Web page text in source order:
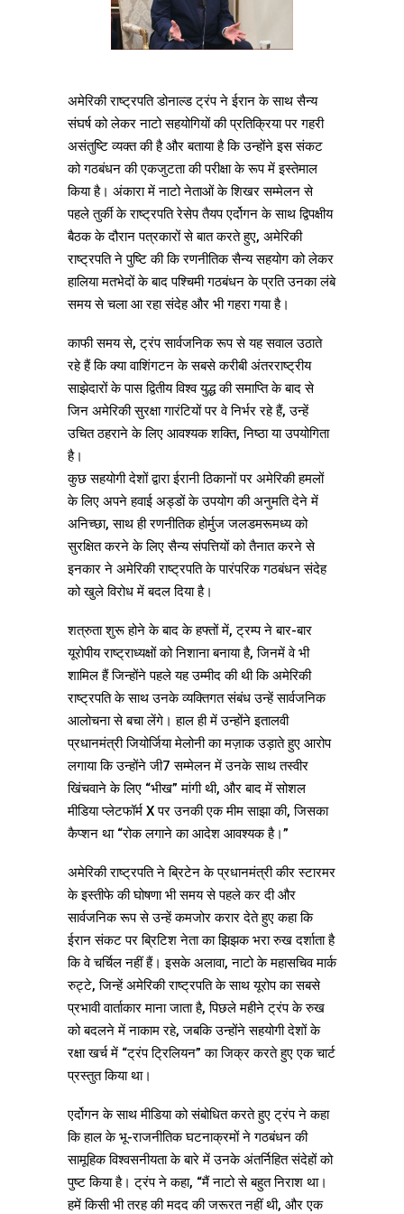
अमेरिकी राष्ट्रपति डोनाल्ड ट्रंप ने ईरान के साथ सैन्य
संघर्ष को लेकर नाटो सहयोगियों की प्रतिक्रिया पर गहरी
असंतुष्टि व्यक्त की है और बताया है कि उन्होंने इस संकट
को गठबंधन की एकजुटता की परीक्षा के रूप में इस्तेमाल
किया है। अंकारा में नाटो नेताओं के शिखर सम्मेलन से
पहले तुर्की के राष्ट्रपति रेसेप तैयप एर्दोगन के साथ द्विपक्षीय
बैठक के दौरान पत्रकारों से बात करते हुए, अमेरिकी
राष्ट्रपति ने पुष्टि की कि रणनीतिक सैन्य सहयोग को लेकर
हालिया मतभेदों के बाद पश्चिमी गठबंधन के प्रति उनका लंबे
समय से चला आ रहा संदेह और भी गहरा गया है।
काफी समय से, ट्रंप सार्वजनिक रूप से यह सवाल उठाते
रहे हैं कि क्या वाशिंगटन के सबसे करीबी अंतरराष्ट्रीय
साझेदारों के पास द्वितीय विश्व युद्ध की समाप्ति के बाद से
जिन अमेरिकी सुरक्षा गारंटियों पर वे निर्भर रहे हैं, उन्हें
उचित ठहराने के लिए आवश्यक शक्ति, निष्ठा या उपयोगिता
है।
कुछ सहयोगी देशों द्वारा ईरानी ठिकानों पर अमेरिकी हमलों
के लिए अपने हवाई अड्डों के उपयोग की अनुमति देने में
अनिच्छा, साथ ही रणनीतिक होर्मुज जलडमरूमध्य को
सुरक्षित करने के लिए सैन्य संपत्तियों को तैनात करने से
इनकार ने अमेरिकी राष्ट्रपति के पारंपरिक गठबंधन संदेह
को खुले विरोध में बदल दिया है।
शत्रुता शुरू होने के बाद के हफ्तों में, ट्रम्प ने बार-बार
यूरोपीय राष्ट्राध्यक्षों को निशाना बनाया है, जिनमें वे भी
शामिल हैं जिन्होंने पहले यह उम्मीद की थी कि अमेरिकी
राष्ट्रपति के साथ उनके व्यक्तिगत संबंध उन्हें सार्वजनिक
आलोचना से बचा लेंगे। हाल ही में उन्होंने इतालवी
प्रधानमंत्री जियोर्जिया मेलोनी का मज़ाक उड़ाते हुए आरोप
लगाया कि उन्होंने जी7 सम्मेलन में उनके साथ तस्वीर
खिंचवाने के लिए “भीख” मांगी थी, और बाद में सोशल
मीडिया प्लेटफॉर्म X पर उनकी एक मीम साझा की, जिसका
कैप्शन था “रोक लगाने का आदेश आवश्यक है।”
अमेरिकी राष्ट्रपति ने ब्रिटेन के प्रधानमंत्री कीर स्टारमर
के इस्तीफे की घोषणा भी समय से पहले कर दी और
सार्वजनिक रूप से उन्हें कमजोर करार देते हुए कहा कि
ईरान संकट पर ब्रिटिश नेता का झिझक भरा रुख दर्शाता है
कि वे चर्चिल नहीं हैं। इसके अलावा, नाटो के महासचिव मार्क
रुट्टे, जिन्हें अमेरिकी राष्ट्रपति के साथ यूरोप का सबसे
प्रभावी वार्ताकार माना जाता है, पिछले महीने ट्रंप के रुख
को बदलने में नाकाम रहे, जबकि उन्होंने सहयोगी देशों के
रक्षा खर्च में “ट्रंप ट्रिलियन” का जिक्र करते हुए एक चार्ट
प्रस्तुत किया था।
एर्दोगन के साथ मीडिया को संबोधित करते हुए ट्रंप ने कहा
कि हाल के भू-राजनीतिक घटनाक्रमों ने गठबंधन की
सामूहिक विश्वसनीयता के बारे में उनके अंतर्निहित संदेहों को
पुष्ट किया है। ट्रंप ने कहा, “मैं नाटो से बहुत निराश था।
हमें किसी भी तरह की मदद की जरूरत नहीं थी, और एक